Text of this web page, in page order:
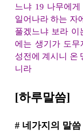
느냐 19 나무에
일어나라 하는 자
풀겠느냐 보라
에는 생기가 도
성전에 계시니 온
니라
[하루말씀]
# 네가지의 말